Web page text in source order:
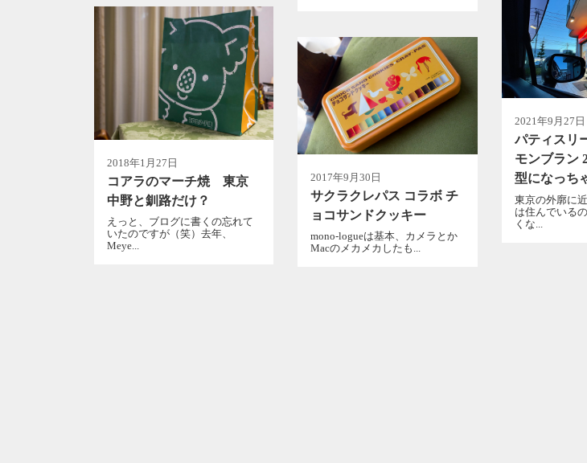
2021年9月27日
パティスリ
モンブラン
型になっち
東京の外廓に
は住んでいる
くな...
2018年1月27日
コアラのマーチ焼 東京
中野と釧路だけ？
えっと、ブログに書くの忘れて
いたのですが（笑）去年、
Meye...
2017年9月30日
サクラクレパス コラボ チ
ョコサンドクッキー
mono-logueは基本、カメラとか
Macのメカメカしたも...